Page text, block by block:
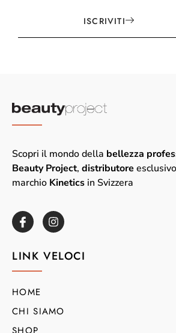
ISCRIVITI
Scopri il mondo della bellezza
Beauty Project, distributore
marchio Kinetics in Svizzera
LINK VELOCI
HOME
CHI SIAMO